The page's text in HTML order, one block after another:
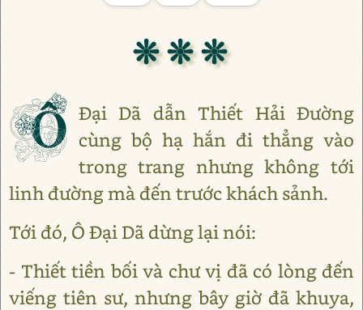
❊ ❊ ❊
Ô Đại Dã dẫn Thiết Hải Đường
cùng bộ hạ hắn đi thẳng vào
trong trang nhưng không tới
linh đường mà đến trước khách sảnh.
Tới đó, Ô Đại Dã dừng lại nói:
- Thiết tiền bối và chư vị đã có lòng đến
viếng tiên sư, nhưng bây giờ đã khuya,